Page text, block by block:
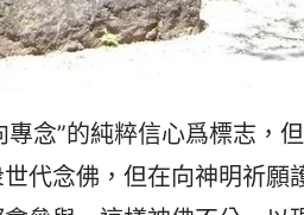
念”的純粹信心爲標志，
代念佛，但在向神明祈願